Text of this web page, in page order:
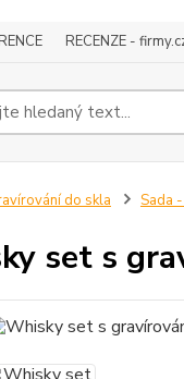
RECENZE -
do skla Sada
set s